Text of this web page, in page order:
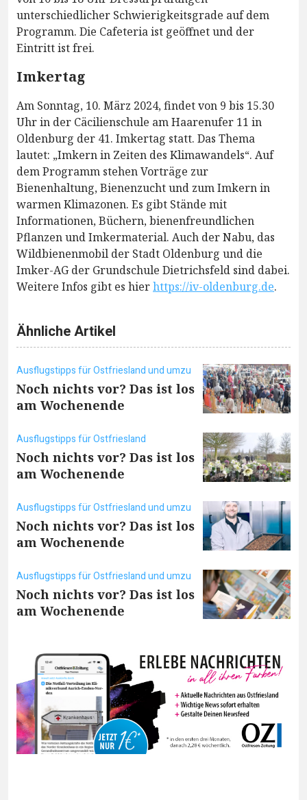
unterschiedlicher Schwierigkeitsgrade auf dem
Programm. Die Cafeteria ist geöffnet und der
Eintritt ist frei.
Imkertag
Am Sonntag, 10. März 2024, findet von 9 bis 15.30
Uhr in der Cäcilienschule am Haarenufer 11 in
Oldenburg der 41. Imkertag statt. Das Thema
lautet: „Imkern in Zeiten des Klimawandels“. Auf
dem Programm stehen Vorträge zur
Bienenhaltung, Bienenzucht und zum Imkern in
warmen Klimazonen. Es gibt Stände mit
Informationen, Büchern, bienenfreundlichen
Pflanzen und Imkermaterial. Auch der Nabu, das
Wildbienenmobil der Stadt Oldenburg und die
Imker-AG der Grundschule Dietrichsfeld sind dabei.
Weitere Infos gibt es hierhttps://iv-oldenburg.de.
Ähnliche Artikel
Ausflugstipps für Ostfriesland und umzu
Noch nichts vor? Das ist los
am Wochenende
Ausflugstipps für Ostfriesland
Noch nichts vor? Das ist los
am Wochenende
Ausflugstipps für Ostfriesland und umzu
Noch nichts vor? Das ist los
am Wochenende
Ausflugstipps für Ostfriesland und umzu
Noch nichts vor? Das ist los
am Wochenende